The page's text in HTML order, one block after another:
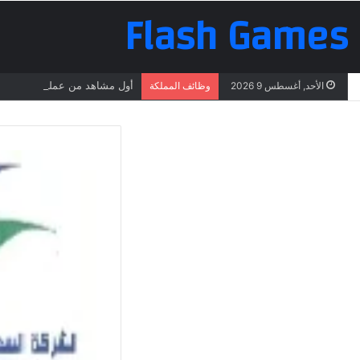
Flash Games
الأحد, أغسطس 9 2026 وظائف المملكة أول مشاهد من عملية البحث عن